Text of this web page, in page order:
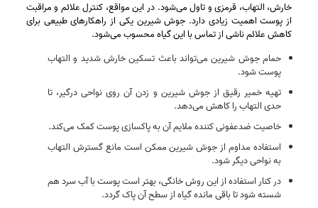
خارش، التهاب، قرمزی و تاول می‌شود. در این مواقع، کنترل علائم و مراقبت
از پوست اهمیت زیادی دارد. جوش شیرین یکی از راهکارهای طبیعی برای
کاهش علائم ناشی از تماس با این گیاه محسوب می‌شود.
حمام جوش شیرین می‌تواند باعث تسکین خارش شدید و التهاب
پوست شود.
تهیه خمیر رقیق از جوش شیرین و زدن آن روی نواحی درگیر، تا
حدی التهاب را کاهش می‌دهد.
خاصیت ضدعفونی‌ کننده ملایم آن به پاکسازی پوست کمک می‌کند.
استفاده مداوم از جوش شیرین ممکن است مانع گسترش التهاب
به نواحی دیگر شود.
در کنار استفاده از این روش خانگی، بهتر است پوست با آب سرد هم
شسته شود تا باقی‌ مانده گیاه از سطح آن پاک گردد.